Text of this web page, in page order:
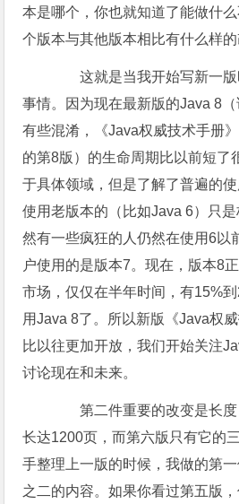
本是哪个，你也就知道了能做什
个版本与其他版本相比有什么样的
这就是当我开始写新一版
事情。因为现在最新版的Java 8
有些混淆，《Java权威技术手册
的第8版）的生命周期比以前短了
于具体领域，但是了解了普遍的
使用老版本的（比如Java 6）只
然有一些疯狂的人仍然在使用6以
户使用的是版本7。现在，版本8
市场，仅仅在半年时间，有15%
用Java 8了。所以新版《Java权
比以往更加开放，我们开始关注
讨论现在和未来。
第二件重要的改变是长度
长达1200页，而第六版只有它的
手整理上一版的时候，我做的第
之二的内容。如果你看过第五版